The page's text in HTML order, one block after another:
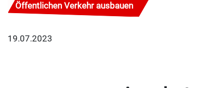
Öffentlichen Verkehr ausbauen
19.07.2023